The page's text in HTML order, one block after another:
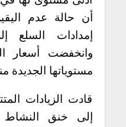
أن حالة عدم
إمدادات السلع
وانخفضت أسعار
مستوياتها الجديدة
قادت الزيادات
إلى خنق النشاط